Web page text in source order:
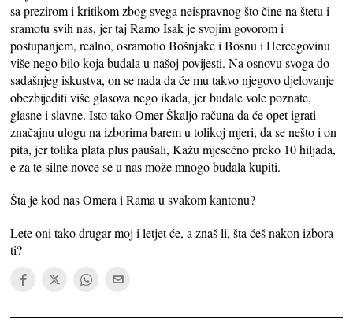
sa prezirom i kritikom zbog svega neispravnog što čine na štetu i
sramotu svih nas, jer taj Ramo Isak je svojim govorom i
postupanjem, realno, osramotio Bošnjake i Bosnu i Hercegovinu
više nego bilo koja budala u našoj povijesti. Na osnovu svoga do
sadašnjeg iskustva, on se nada da će mu takvo njegovo djelovanje
obezbijediti više glasova nego ikada, jer budale vole poznate,
glasne i slavne. Isto tako Omer Škaljo računa da će opet igrati
značajnu ulogu na izborima barem u tolikoj mjeri, da se nešto i on
pita, jer tolika plata plus paušali, Kažu mjesećno preko 10 hiljada,
e za te silne novce se u nas može mnogo budala kupiti.
Šta je kod nas Omera i Rama u svakom kantonu?
Lete oni tako drugar moj i letjet će, a znaš li, šta ćeš nakon izbora
ti?